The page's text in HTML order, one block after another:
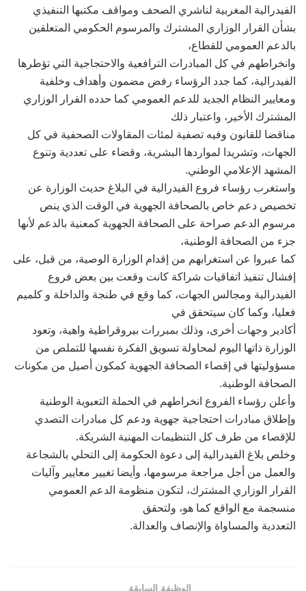
الفيدرالية المغربية لناشري الصحف ومواقف مكتبها التنفيذي
بشأن القرار الوزاري المشترك والمرسوم الحكومي المتعلقين
بالدعم العمومي للقطاع،
وانخراطهم في كل المبادرات الترافعية والاحتجاجية التي تؤطرها
الفيدرالية، كما جدد الرؤساء رفض مضمون وأهداف وخلفية
ومعايير النظام الجديد للدعم العمومي كما حدده القرار الوزاري
المشترك الأخير، واعتبار ذلك
مناقضا للقانون وفيه تصفية لمئات المقاولات الصحفية في كل
الجهات، وتشريدا لمواردها البشرية، وقضاء على تعددية وتنوع
المشهد الإعلامي الوطني.
واستغرب رؤساء فروع الفيدرالية في البلاغ حديث الوزارة عن
تخصيص دعم خاص بالصحافة الجهوية في الوقت الذي ينص
مرسوم الدعم صراحة على الصحافة الجهوية كمعنية بالدعم لأنها
جزء من الصحافة الوطنية،
كما عبروا عن استغرابهم من إقدام الوزارة الوصية، من قبل، على
إفشال تنفيذ اتفاقيات شراكة كانت وقعت بين بعض فروع
الفيدرالية ومجالس الجهات، كما وقع في طنجة والداخلة و كلمیم
فعليا، وكما كان سيتحقق في
أكادير وجهات أخرى، وذلك بمبررات بيروقراطية واهية، وتعود
الوزارة ذاتها اليوم لمحاولة تسويق الفكرة نفسها للتملص من
مسؤوليتها في إقصاء الصحافة الجهوية كمكون أصيل من مكونات
الصحافة الوطنية.
وأعلن رؤساء الفروع انخراطهم في الحملة التعبوية الوطنية
وإطلاق مبادرات احتجاجية جهوية ودعم كل مبادرات التصدي
للإقصاء من طرف كل التنظيمات المهنية الشريكة.
وخلص بلاغ الفيدرالية إلى دعوة الحكومة إلى التحلي بالشجاعة
والعمل من أجل مراجعة مرسومها، وأيضا تغيير معايير وآليات
القرار الوزاري المشترك، لتكون منظومة الدعم العمومي
منسجمة مع الواقع كما هو، ولتحقق
التعددية والمساواة والإنصاف والعدالة.
الوظيفة السابقة